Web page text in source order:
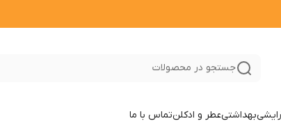
جستجو در محصولات
بهداشتیعطر و ادکلنتماس با ما